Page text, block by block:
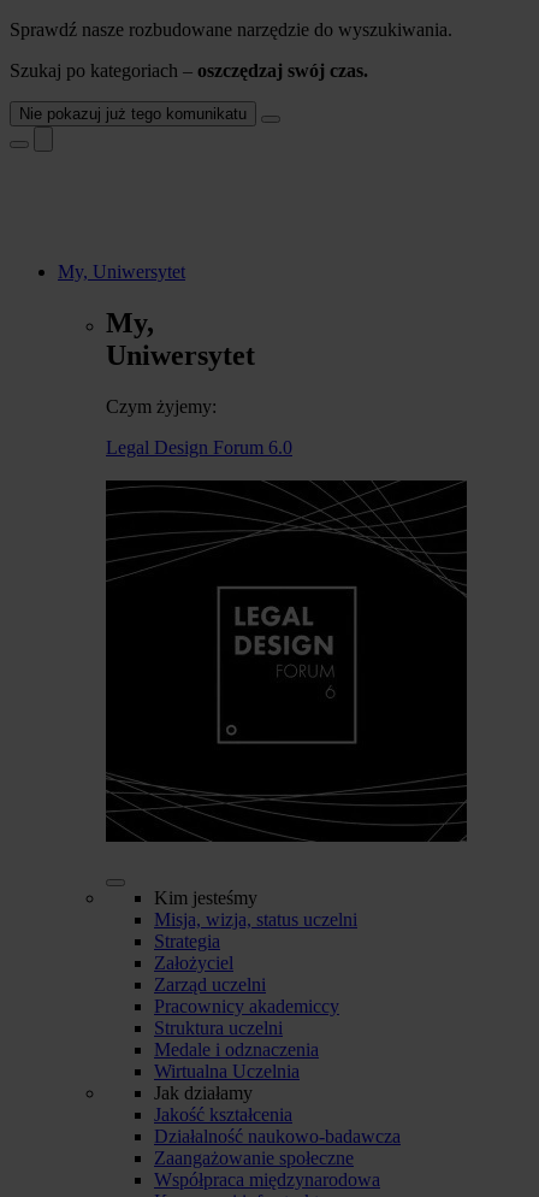
Sprawdź nasze rozbudowane narzędzie do wyszukiwania.
Szukaj po kategoriach – oszczędzaj swój czas.
Nie pokazuj już tego komunikatu
My, Uniwersytet
My,
Uniwersytet
Czym żyjemy:
Legal Design Forum 6.0
Kim jesteśmy
Misja, wizja, status uczelni
Strategia
Założyciel
Zarząd uczelni
Pracownicy akademiccy
Struktura uczelni
Medale i odznaczenia
Wirtualna Uczelnia
Jak działamy
Jakość kształcenia
Działalność naukowo-badawcza
Zaangażowanie społeczne
Współpraca międzynarodowa